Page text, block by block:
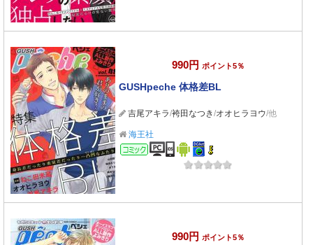
990円 ポイント5％
GUSHpeche 体格差BL
吉尾アキラ/袴田なつき/オオヒラヨウ/他
海王社
コミック
990円 ポイント5％